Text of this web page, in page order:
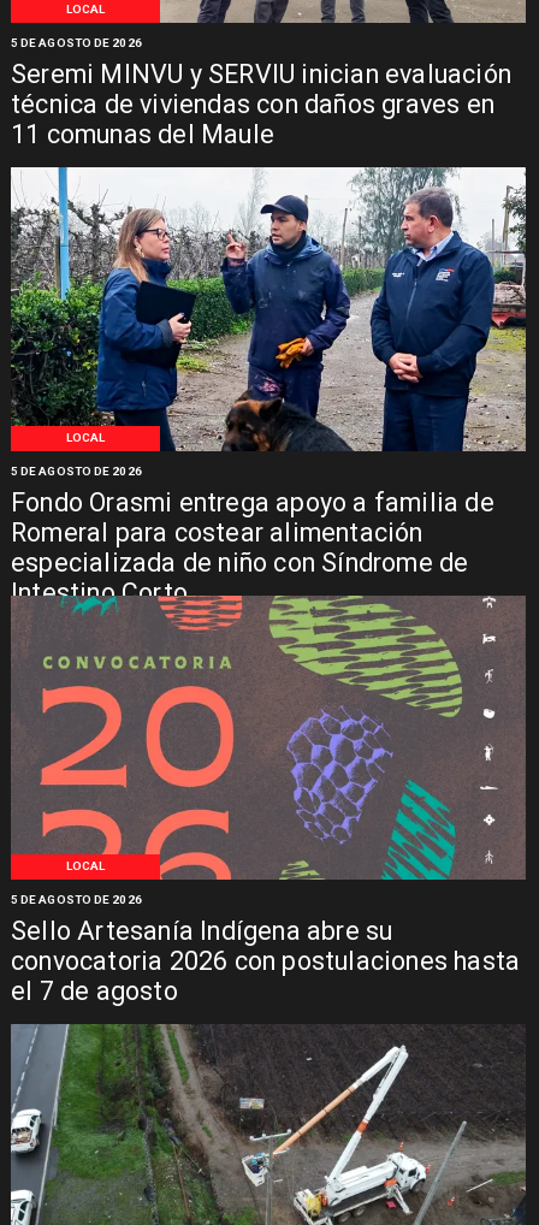
LOCAL
Seremi MINVU y SERVIU inician evaluación
técnica de viviendas con daños graves en
11 comunas del Maule
5 DE AGOSTO DE 2026
LOCAL
Fondo Orasmi entrega apoyo a familia de
Romeral para costear alimentación
especializada de niño con Síndrome de
Intestino Corto
5 DE AGOSTO DE 2026
LOCAL
Sello Artesanía Indígena abre su
convocatoria 2026 con postulaciones hasta
el 7 de agosto
5 DE AGOSTO DE 2026